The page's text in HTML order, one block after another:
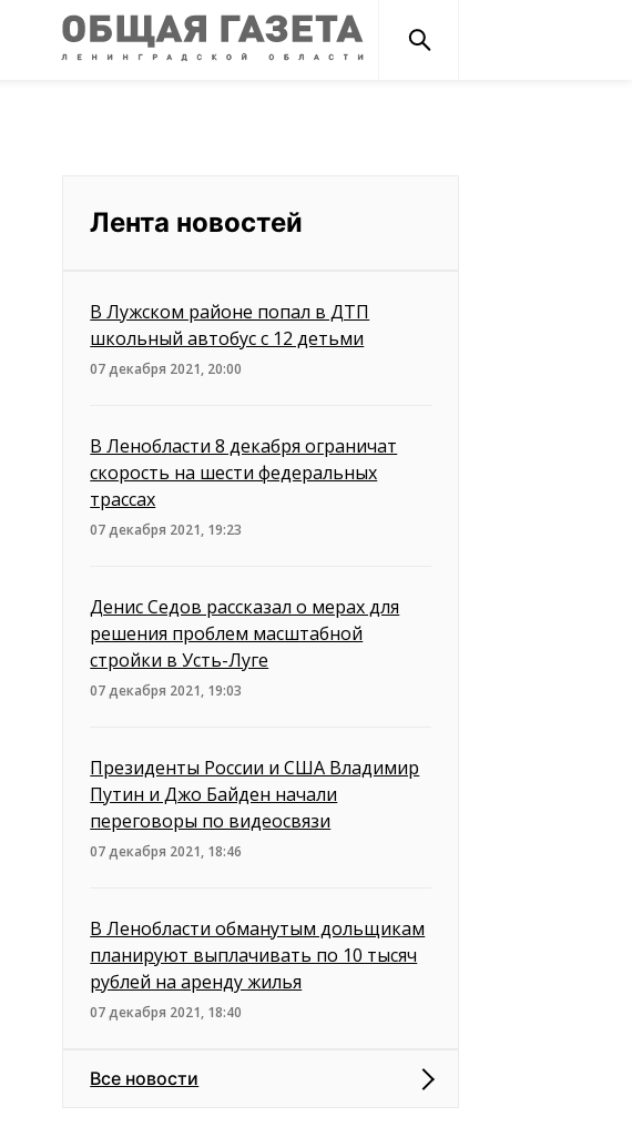
Лента новостей
В Лужском районе попал в ДТП
школьный автобус с 12 детьми
07 декабря 2021, 20:00
В Ленобласти 8 декабря ограничат
скорость на шести федеральных
трассах
07 декабря 2021, 19:23
Денис Седов рассказал о мерах для
решения проблем масштабной
стройки в Усть-Луге
07 декабря 2021, 19:03
Президенты России и США Владимир
Путин и Джо Байден начали
переговоры по видеосвязи
07 декабря 2021, 18:46
В Ленобласти обманутым дольщикам
планируют выплачивать по 10 тысяч
рублей на аренду жилья
07 декабря 2021, 18:40
Все новости